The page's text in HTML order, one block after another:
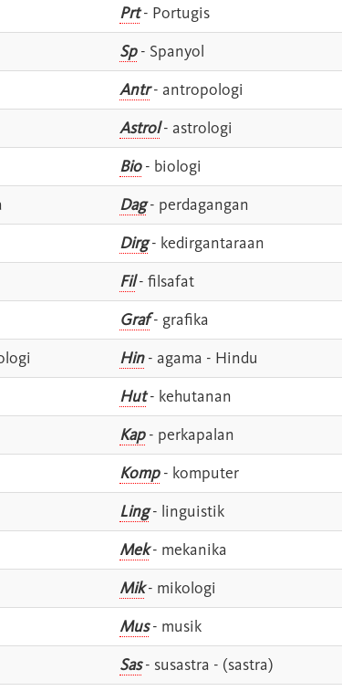
Prt- Portugis
Sp- Spanyol
Antr- antropologi
Astrol- astrologi
Bio- biologi
Dag- perdagangan
Dirg- kedirgantaraan
Fil- filsafat
Graf- grafika
Hin- agama - Hindu
Hut- kehutanan
Kap- perkapalan
Komp- komputer
Ling- linguistik
Mek- mekanika
Mik- mikologi
Mus- musik
Sas- susastra - (sastra)